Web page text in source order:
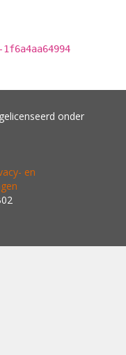
onder
en